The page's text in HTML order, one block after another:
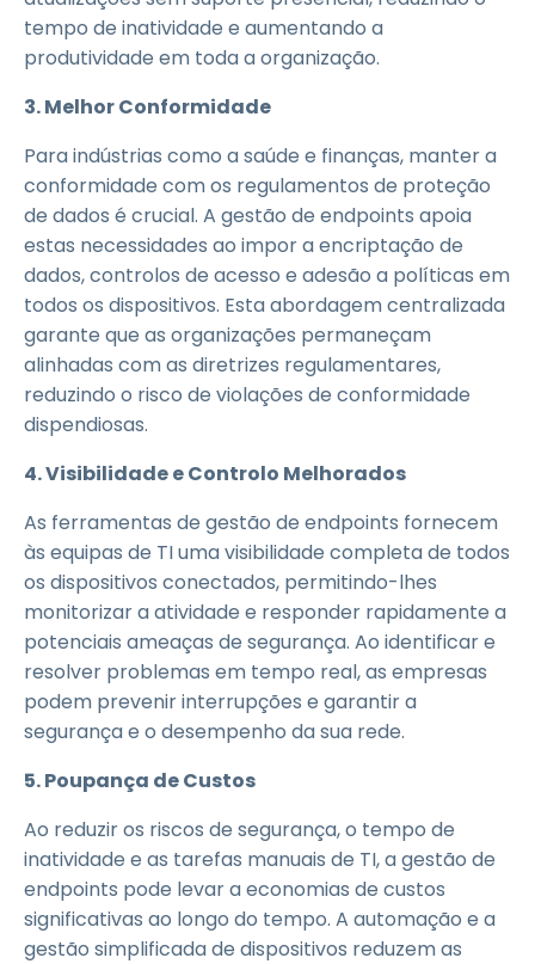
tempo de inatividade e aumentando a
produtividade em toda a organização.
3. Melhor Conformidade
Para indústrias como a saúde e finanças, manter a
conformidade com os regulamentos de proteção
de dados é crucial. A gestão de endpoints apoia
estas necessidades ao impor a encriptação de
dados, controlos de acesso e adesão a políticas em
todos os dispositivos. Esta abordagem centralizada
garante que as organizações permaneçam
alinhadas com as diretrizes regulamentares,
reduzindo o risco de violações de conformidade
dispendiosas.
4. Visibilidade e Controlo Melhorados
As ferramentas de gestão de endpoints fornecem
às equipas de TI uma visibilidade completa de todos
os dispositivos conectados, permitindo-lhes
monitorizar a atividade e responder rapidamente a
potenciais ameaças de segurança. Ao identificar e
resolver problemas em tempo real, as empresas
podem prevenir interrupções e garantir a
segurança e o desempenho da sua rede.
5. Poupança de Custos
Ao reduzir os riscos de segurança, o tempo de
inatividade e as tarefas manuais de TI, a gestão de
endpoints pode levar a economias de custos
significativas ao longo do tempo. A automação e a
gestão simplificada de dispositivos reduzem as